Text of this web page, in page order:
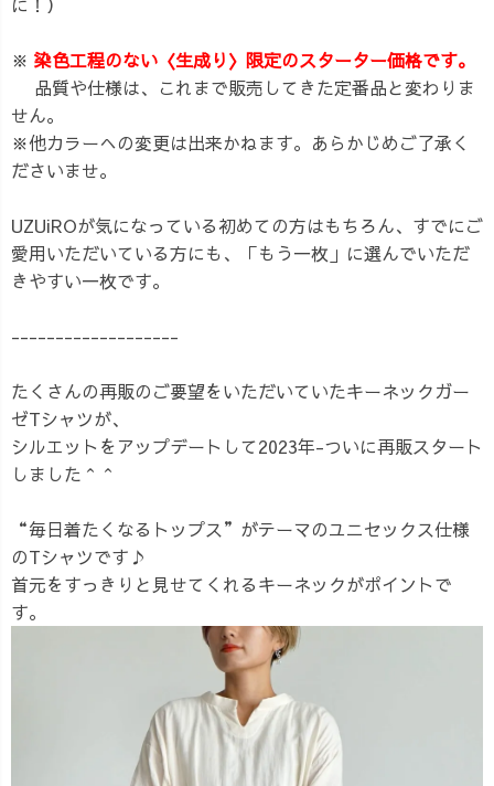
※ 染色工程のない〈生成り〉限定のスターター価格です。
品質や仕様は、これまで販売してきた定番品と変わりま
せん。
※他カラーへの変更は出来かねます。あらかじめご了承く
ださいませ。
UZUiROが気になっている初めての方はもちろん、すでにご
愛用いただいている方にも、「もう一枚」に選んでいただ
きやすい一枚です。
-------------------
たくさんの再販のご要望をいただいていたキーネックガー
ゼTシャツが、
シルエットをアップデートして2023年-ついに再販スタート
しました＾＾
“毎日着たくなるトップス”がテーマのユニセックス仕様
のTシャツです♪
首元をすっきりと見せてくれるキーネックがポイントで
す。